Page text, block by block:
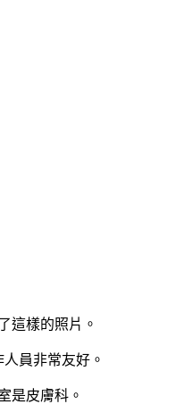
這樣的照片。
員非常友好。
是皮膚科。